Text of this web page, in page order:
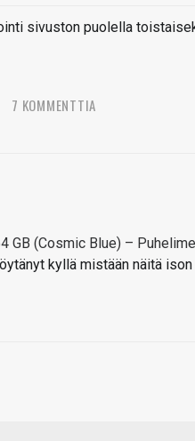
sivuston puolella
7 KOMMENTTIA
GB (Cosmic Blue) –
kyllä mistään näitä